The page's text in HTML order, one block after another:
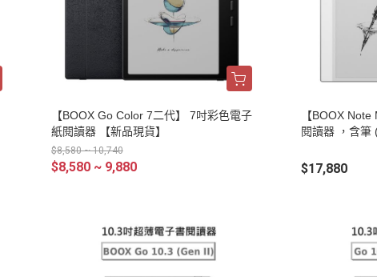
【BOOX Go Color 7二代】 7吋彩色電子
紙閱讀器 【新品現貨】
$8,580 ~ 10,740
$8,580 ~ 9,880
【BOOX
閱讀器 ，含筆
$17,880